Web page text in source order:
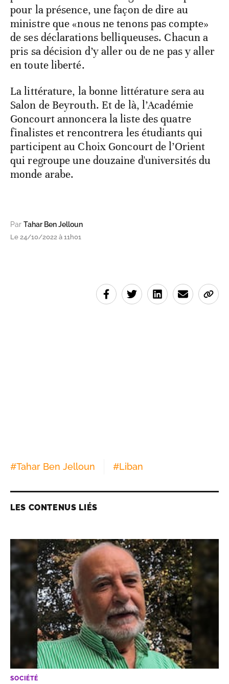
pour la présence, une façon de dire au
ministre que «nous ne tenons pas compte»
de ses déclarations belliqueuses. Chacun a
pris sa décision d’y aller ou de ne pas y aller
en toute liberté.
La littérature, la bonne littérature sera au
Salon de Beyrouth. Et de là, l’Académie
Goncourt annoncera la liste des quatre
finalistes et rencontrera les étudiants qui
participent au Choix Goncourt de l’Orient
qui regroupe une douzaine d'universités du
monde arabe.
Par Tahar Ben Jelloun
Le 24/10/2022 à 11h01
#Tahar Ben Jelloun #Liban
LES CONTENUS LIÉS
SOCIÉTÉ